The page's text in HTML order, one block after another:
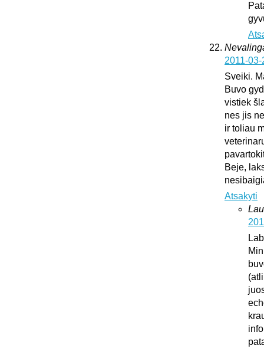
2011-
Sveiki.
Buvo
vistiek
nes jis
ir toliau
Beje,
Atsakyti